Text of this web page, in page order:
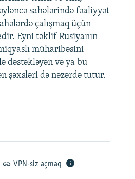
sahələrində fəaliyyət
çalışmaq üçün
Eyni təklif Rusiyanın
müharibəsini
dəstəkləyən və ya bu
şəxsləri də nəzərdə tutur.
VPN-siz açmaq